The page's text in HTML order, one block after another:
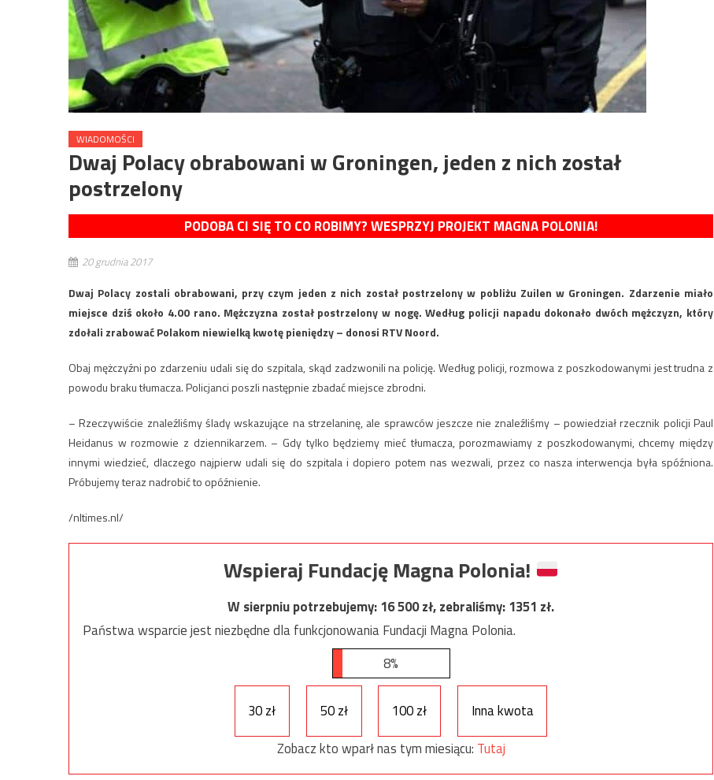
WIADOMOŚCI
Dwaj Polacy obrabowani w Groningen, jeden z nich został
postrzelony
PODOBA CI SIĘ TO CO ROBIMY? WESPRZYJ PROJEKT MAGNA POLONIA!
20 grudnia 2017
Dwaj Polacy zostali obrabowani, przy czym jeden z nich został postrzelony w pobliżu Zuilen w Groningen. Zdarzenie miało
miejsce dziś około 4.00 rano. Mężczyzna został postrzelony w nogę. Według policji napadu dokonało dwóch mężczyzn, który
zdołali zrabować Polakom niewielką kwotę pieniędzy – donosi RTV Noord.
Obaj mężczyźni po zdarzeniu udali się do szpitala, skąd zadzwonili na policję. Według policji, rozmowa z poszkodowanymi jest trudna z
powodu braku tłumacza. Policjanci poszli następnie zbadać miejsce zbrodni.
– Rzeczywiście znaleźliśmy ślady wskazujące na strzelaninę, ale sprawców jeszcze nie znaleźliśmy – powiedział rzecznik policji Paul
Heidanus w rozmowie z dziennikarzem. – Gdy tylko będziemy mieć tłumacza, porozmawiamy z poszkodowanymi, chcemy między
innymi wiedzieć, dlaczego najpierw udali się do szpitala i dopiero potem nas wezwali, przez co nasza interwencja była spóźniona.
Próbujemy teraz nadrobić to opóźnienie.
/nltimes.nl/
Wspieraj Fundację Magna Polonia!
W sierpniu potrzebujemy:16 500zł, zebraliśmy:1351 zł.
Państwa wsparcie jest niezbędne dla funkcjonowania Fundacji Magna Polonia.
8%
30 zł 50 zł 100 zł
Inna kwota
Zobacz kto wparł nas tym miesiącu: Tutaj